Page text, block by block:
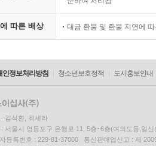
따른 배상 대금 환불 및 환불 지연에
인정보처리방침 청소년보호정책 도서홍보안내
김석환, 최세라
: 서울시 영등포구 은행로 11, 5층~6층(여의도동,일신
등록번호 : 229-81-37000 통신판매업신고 : 제